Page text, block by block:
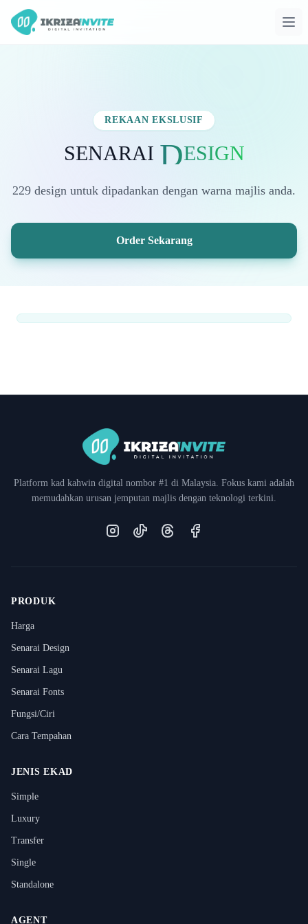
REKAAN EKSLUSIF
SENARAI DESIGN
229 design untuk dipadankan dengan warna majlis anda.
Order Sekarang
Platform kad kahwin digital nombor #1 di Malaysia. Fokus kami adalah
memudahkan urusan jemputan majlis dengan teknologi terkini.
InstagramTikTokThreadsFacebook
PRODUK
Harga
Senarai Design
Senarai Lagu
Senarai Fonts
Fungsi/Ciri
Cara Tempahan
JENIS EKAD
Simple
Luxury
Transfer
Single
Standalone
AGENT